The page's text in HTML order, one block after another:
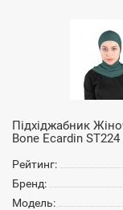
Підхіджабник
Bone Ecardin
Рейтинг:
Бренд:
Модель: